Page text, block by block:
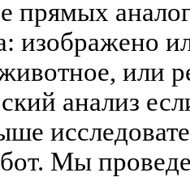
прямых
изображено
или
анализ
Мы